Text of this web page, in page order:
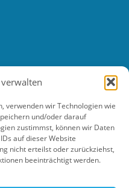
verwenden wir Technologien wie
und/oder darauf
zustimmst, können wir Daten
auf dieser Website
nicht erteilst oder zurückziehst,
beeinträchtigt werden.